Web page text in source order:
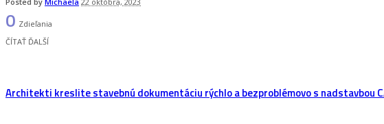
0 Zdieľania
ČÍTAŤ ĎALŠÍ
Architekti kreslite stavebnú dokumentáciu rýchlo a bezproblémovo s nadstavbou